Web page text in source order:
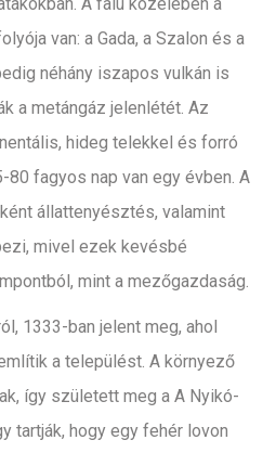
van: a Gada, a Szalon és a
néhány iszapos vulkán is
a metángáz jelenlétét. Az
hideg telekkel és forró
80 fagyos nap van egy évben. A
állattenyésztés, valamint
mivel ezek kevésbé
mint a mezőgazdaság.
1333-ban jelent meg, ahol
a települést. A környező
így született meg a A Nyikó-
tartják, hogy egy fehér lovon